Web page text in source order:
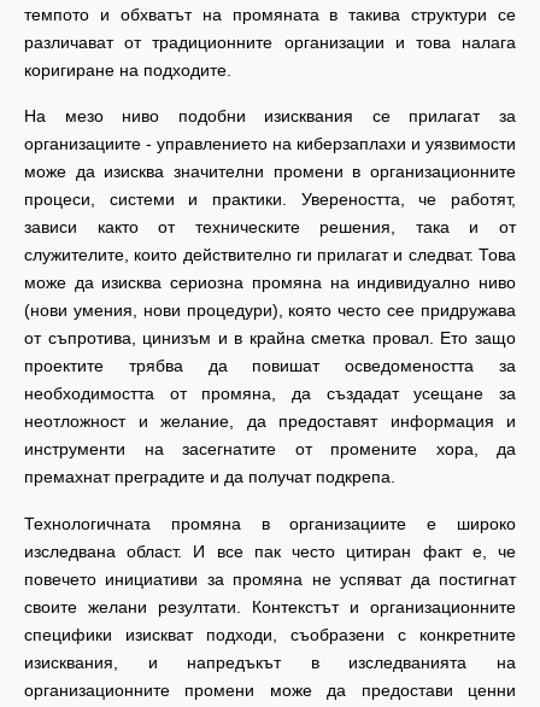
темпото и обхватът на промяната в такива структури се
различават от традиционните организации и това налага
коригиране на подходите.
На мезо ниво подобни изисквания се прилагат за
организациите - управлението на киберзаплахи и уязвимости
може да изисква значителни промени в организационните
процеси, системи и практики. Увереността, че работят,
зависи както от техническите решения, така и от
служителите, които действително ги прилагат и следват. Това
може да изисква сериозна промяна на индивидуално ниво
(нови умения, нови процедури), която често сее придружава
от съпротива, цинизъм и в крайна сметка провал. Ето защо
проектите трябва да повишат осведомеността за
необходимостта от промяна, да създадат усещане за
неотложност и желание, да предоставят информация и
инструменти на засегнатите от промените хора, да
премахнат преградите и да получат подкрепа.
Технологичната промяна в организациите е широко
изследвана област. И все пак често цитиран факт е, че
повечето инициативи за промяна не успяват да постигнат
своите желани резултати. Контекстът и организационните
специфики изискват подходи, съобразени с конкретните
изисквания, и напредъкът в изследванията на
организационните промени може да предостави ценни